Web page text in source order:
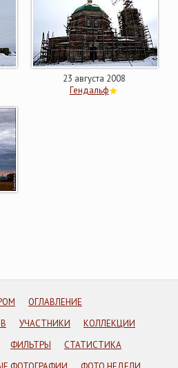
23 августа 2008
Гендальф
ОГЛАВЛЕНИЕ
УЧАСТНИКИ
КОЛЛЕКЦИИ
ФИЛЬТРЫ
СТАТИСТИКА